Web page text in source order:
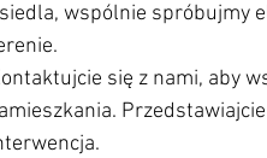
wspólnie spróbujmy
się z nami, aby